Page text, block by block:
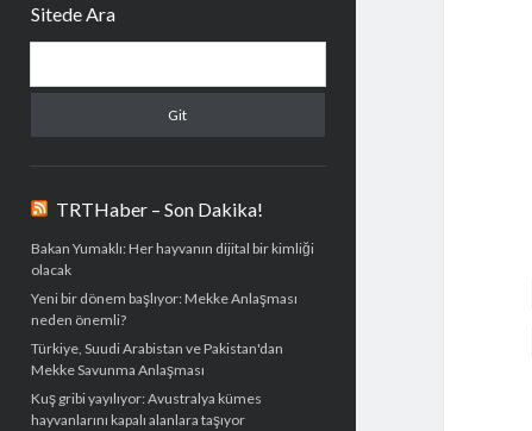
Menü
Sitede Ara
TRTHaber – Son Dakika!
Bakan Yumaklı: Her hayvanın dijital bir kimliği
olacak
Yeni bir dönem başlıyor: Mekke Anlaşması
neden önemli?
Türkiye, Suudi Arabistan ve Pakistan'dan
Mekke Savunma Anlaşması
Kuş gribi yayılıyor: Avustralya kümes
hayvanlarını kapalı alanlara taşıyor